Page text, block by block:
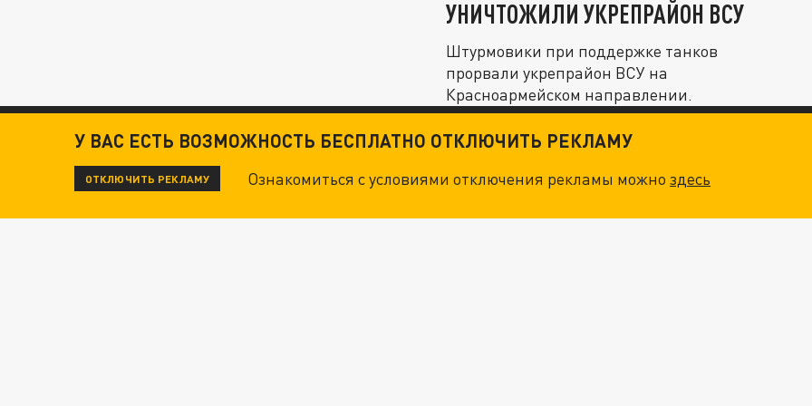
УНИЧТОЖИЛИ УКРЕПРАЙОН ВСУ
Штурмовики при поддержке танков
прорвали укрепрайон ВСУ на
Красноармейском направлении.
У ВАС ЕСТЬ ВОЗМОЖНОСТЬ БЕСПЛАТНО ОТКЛЮЧИТЬ РЕКЛАМУ
ОТКЛЮЧИТЬ РЕКЛАМУ Ознакомиться с условиями отключения рекламы можноздесь